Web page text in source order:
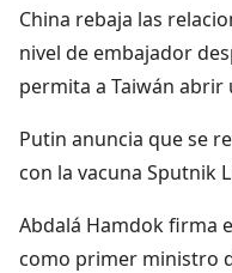
China rebaja las
nivel de embajador
permita a Taiwán abrir
Putin anuncia que se
con la vacuna Sputnik
Abdalá Hamdok firma
como primer ministro